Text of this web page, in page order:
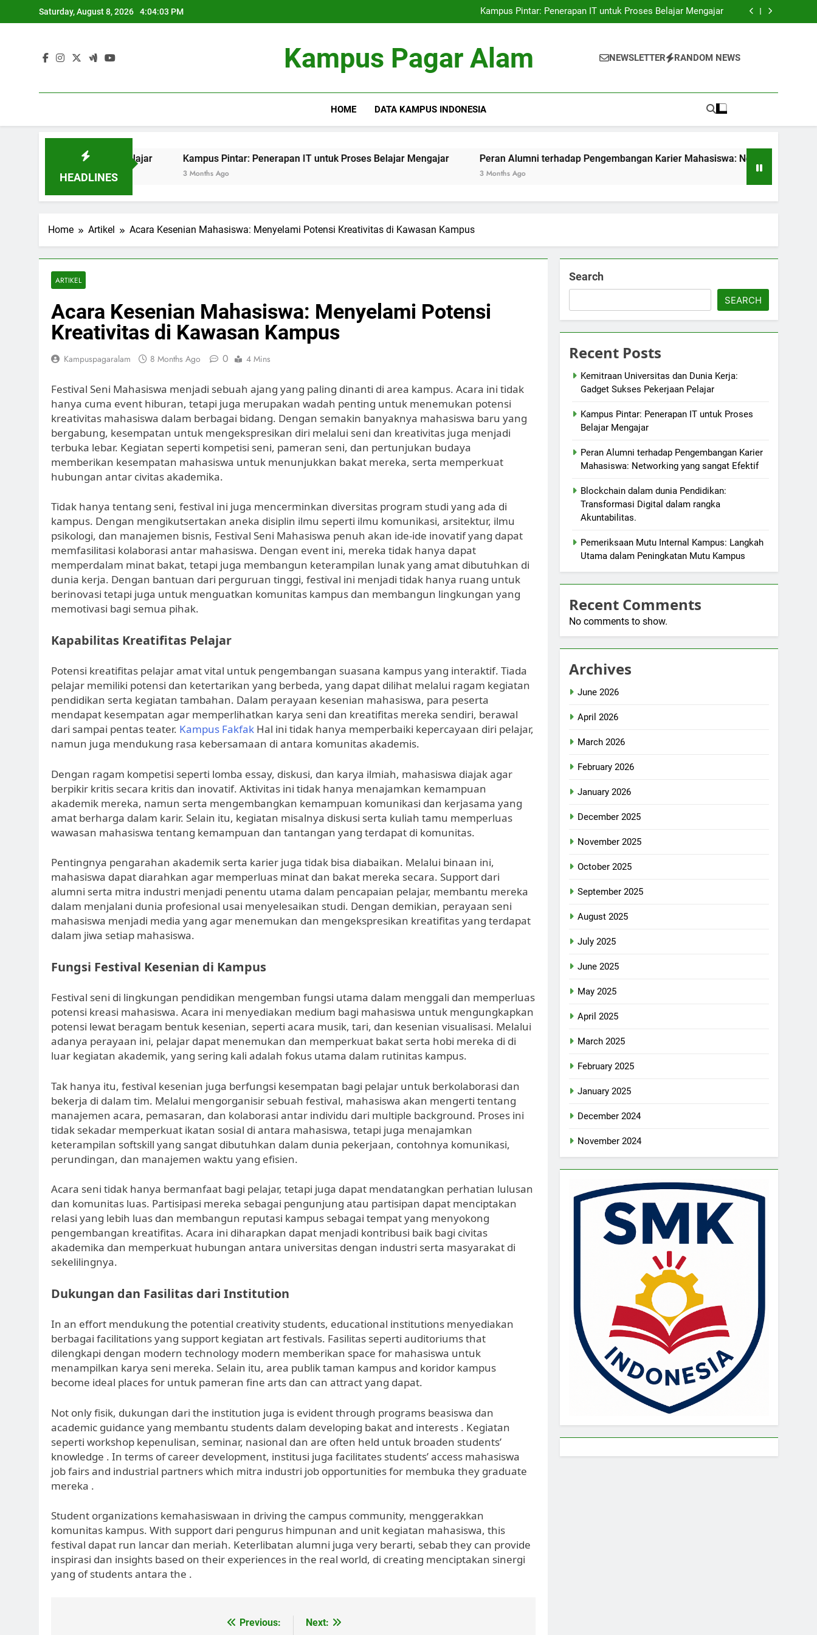
to
Saturday, August 8, 2026 4:04:04 PM
Kampus Pintar: Penerapan IT untuk Proses Belajar Mengajar
Peran Alumni terhadap Pengembangan Karier Mahasiswa: Networking yang
Kampus Pintar: Penerapan IT untuk Proses Belajar Mengajar
Peran Alumni terhadap Pengembangan Karier Mahasiswa: Networking yang
Kampus Pagar Alam NEWSLETTER RANDOM NEWS
HOME DATA KAMPUS INDONESIA
HEADLINES
Pekerjaan Pelajar Kampus Pintar: Penerapan IT untuk Proses Belajar Mengajar Peran Alumni terhadap Pengembangan Karier Mahasiswa: Networking yang sangat
Home Artikel Acara Kesenian Mahasiswa: Menyelami Potensi Kreativitas di Kawasan Kampus
ARTIKEL
Acara Kesenian Mahasiswa: Menyelami Potensi
Kreativitas di Kawasan Kampus
Kampuspagaralam 8 Months Ago 0 4 Mins
Festival Seni Mahasiswa menjadi sebuah ajang yang paling dinanti di area kampus. Acara ini tidak
hanya cuma event hiburan, tetapi juga merupakan wadah penting untuk menemukan potensi
kreativitas mahasiswa dalam berbagai bidang. Dengan semakin banyaknya mahasiswa baru yang
bergabung, kesempatan untuk mengekspresikan diri melalui seni dan kreativitas juga menjadi
terbuka lebar. Kegiatan seperti kompetisi seni, pameran seni, dan pertunjukan budaya
memberikan kesempatan mahasiswa untuk menunjukkan bakat mereka, serta memperkuat
hubungan antar civitas akademika.
Tidak hanya tentang seni, festival ini juga mencerminkan diversitas program studi yang ada di
kampus. Dengan mengikutsertakan aneka disiplin ilmu seperti ilmu komunikasi, arsitektur, ilmu
psikologi, dan manajemen bisnis, Festival Seni Mahasiswa penuh akan ide-ide inovatif yang dapat
memfasilitasi kolaborasi antar mahasiswa. Dengan event ini, mereka tidak hanya dapat
memperdalam minat bakat, tetapi juga membangun keterampilan lunak yang amat dibutuhkan di
dunia kerja. Dengan bantuan dari perguruan tinggi, festival ini menjadi tidak hanya ruang untuk
berinovasi tetapi juga untuk menguatkan komunitas kampus dan membangun lingkungan yang
memotivasi bagi semua pihak.
Kapabilitas Kreatifitas Pelajar
Potensi kreatifitas pelajar amat vital untuk pengembangan suasana kampus yang interaktif. Tiada
pelajar memiliki potensi dan ketertarikan yang berbeda, yang dapat dilihat melalui ragam kegiatan
pendidikan serta kegiatan tambahan. Dalam perayaan kesenian mahasiswa, para peserta
mendapat kesempatan agar memperlihatkan karya seni dan kreatifitas mereka sendiri, berawal
dari sampai pentas teater. Kampus Fakfak Hal ini tidak hanya memperbaiki kepercayaan diri pelajar,
namun juga mendukung rasa kebersamaan di antara komunitas akademis.
Dengan ragam kompetisi seperti lomba essay, diskusi, dan karya ilmiah, mahasiswa diajak agar
berpikir kritis secara kritis dan inovatif. Aktivitas ini tidak hanya menajamkan kemampuan
akademik mereka, namun serta mengembangkan kemampuan komunikasi dan kerjasama yang
amat berharga dalam karir. Selain itu, kegiatan misalnya diskusi serta kuliah tamu memperluas
wawasan mahasiswa tentang kemampuan dan tantangan yang terdapat di komunitas.
Pentingnya pengarahan akademik serta karier juga tidak bisa diabaikan. Melalui binaan ini,
mahasiswa dapat diarahkan agar memperluas minat dan bakat mereka secara. Support dari
alumni serta mitra industri menjadi penentu utama dalam pencapaian pelajar, membantu mereka
dalam menjalani dunia profesional usai menyelesaikan studi. Dengan demikian, perayaan seni
mahasiswa menjadi media yang agar menemukan dan mengekspresikan kreatifitas yang terdapat
dalam jiwa setiap mahasiswa.
Fungsi Festival Kesenian di Kampus
Festival seni di lingkungan pendidikan mengemban fungsi utama dalam menggali dan memperluas
potensi kreasi mahasiswa. Acara ini menyediakan medium bagi mahasiswa untuk mengungkapkan
potensi lewat beragam bentuk kesenian, seperti acara musik, tari, dan kesenian visualisasi. Melalui
adanya perayaan ini, pelajar dapat menemukan dan memperkuat bakat serta hobi mereka di di
luar kegiatan akademik, yang sering kali adalah fokus utama dalam rutinitas kampus.
Tak hanya itu, festival kesenian juga berfungsi kesempatan bagi pelajar untuk berkolaborasi dan
bekerja di dalam tim. Melalui mengorganisir sebuah festival, mahasiswa akan mengerti tentang
manajemen acara, pemasaran, dan kolaborasi antar individu dari multiple background. Proses ini
tidak sekadar memperkuat ikatan sosial di antara mahasiswa, tetapi juga menajamkan
keterampilan softskill yang sangat dibutuhkan dalam dunia pekerjaan, contohnya komunikasi,
perundingan, dan manajemen waktu yang efisien.
Acara seni tidak hanya bermanfaat bagi pelajar, tetapi juga dapat mendatangkan perhatian lulusan
dan komunitas luas. Partisipasi mereka sebagai pengunjung atau partisipan dapat menciptakan
relasi yang lebih luas dan membangun reputasi kampus sebagai tempat yang menyokong
pengembangan kreatifitas. Acara ini diharapkan dapat menjadi kontribusi baik bagi civitas
akademika dan memperkuat hubungan antara universitas dengan industri serta masyarakat di
sekelilingnya.
Dukungan dan Fasilitas dari Institution
In an effort mendukung the potential creativity students, educational institutions menyediakan
berbagai facilitations yang support kegiatan art festivals. Fasilitas seperti auditoriums that
dilengkapi dengan modern technology modern memberikan space for mahasiswa untuk
menampilkan karya seni mereka. Selain itu, area publik taman kampus and koridor kampus
become ideal places for untuk pameran fine arts dan can attract yang dapat.
Not only fisik, dukungan dari the institution juga is evident through programs beasiswa dan
academic guidance yang membantu students dalam developing bakat and interests . Kegiatan
seperti workshop kepenulisan, seminar, nasional dan are often held untuk broaden students’
knowledge . In terms of career development, institusi juga facilitates students’ access mahasiswa
job fairs and industrial partners which mitra industri job opportunities for membuka they graduate
mereka .
Student organizations kemahasiswaan in driving the campus community, menggerakkan
komunitas kampus. With support dari pengurus himpunan and unit kegiatan mahasiswa, this
festival dapat run lancar dan meriah. Keterlibatan alumni juga very berarti, sebab they can provide
inspirasi dan insights based on their experiences in the real world, di creating menciptakan sinergi
yang of students antara the .
Previous:
Next:
Search
SEARCH
Recent Posts
Kemitraan Universitas dan Dunia Kerja:
Gadget Sukses Pekerjaan Pelajar
Kampus Pintar: Penerapan IT untuk Proses
Belajar Mengajar
Peran Alumni terhadap Pengembangan Karier
Mahasiswa: Networking yang sangat Efektif
Blockchain dalam dunia Pendidikan:
Transformasi Digital dalam rangka
Akuntabilitas.
Pemeriksaan Mutu Internal Kampus: Langkah
Utama dalam Peningkatan Mutu Kampus
Recent Comments
No comments to show.
Archives
June 2026
April 2026
March 2026
February 2026
January 2026
December 2025
November 2025
October 2025
September 2025
August 2025
July 2025
June 2025
May 2025
April 2025
March 2025
February 2025
January 2025
December 2024
November 2024